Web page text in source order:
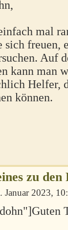
mal
sich freuen,
Auf
kann man
Helfer,
können.
zu
Januar 2023,